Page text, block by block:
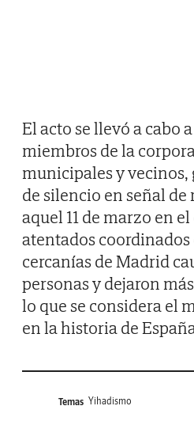
El acto se llevó a cabo
miembros de la
municipales y
de silencio en señal de
aquel 11 de marzo en
atentados coordinados
cercanías de Madrid
personas y dejaron
lo que se considera el
en la historia de
Temas Yihadismo